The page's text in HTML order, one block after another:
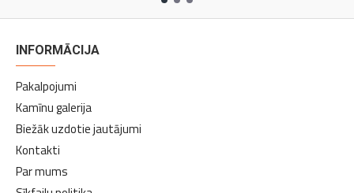
INFORMĀCIJA
Pakalpojumi
Kamīnu galerija
Biežāk uzdotie jautājumi
Kontakti
Par mums